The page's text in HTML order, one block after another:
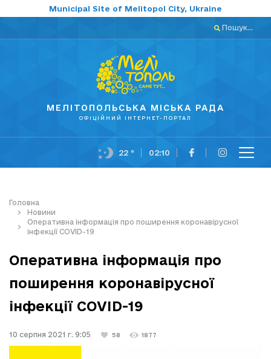
Municipal Site of Melitopol City, Ukraine
Пошук...
МЕЛІТОПОЛЬСЬКА МІСЬКА РАДА
ОФІЦІЙНИЙ ІНТЕРНЕТ-ПОРТАЛ
22 ° 02:10
Головна
Новини
Оперативна інформація про поширення коронавірусної
інфекції COVID-19
Оперативна інформація про
поширення коронавірусної
інфекції COVID-19
10 серпня 2021 г. 9:05 58 1877